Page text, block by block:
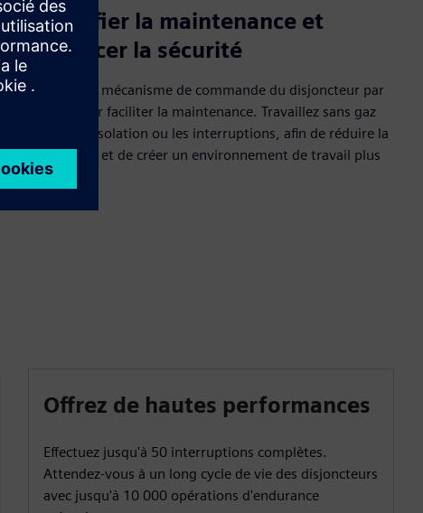
Simplifier la maintenance et
renforcer la sécurité
Accédez au mécanisme de commande du disjoncteur par
l'avant pour faciliter la maintenance. Travaillez sans gaz
SF6 pour l'isolation ou les interruptions, afin de réduire la
complexité et de créer un environnement de travail plus
sûr.
Offrez de hautes performances
Effectuez jusqu'à 50 interruptions complètes.
Attendez-vous à un long cycle de vie des disjoncteurs
avec jusqu'à 10 000 opérations d'endurance